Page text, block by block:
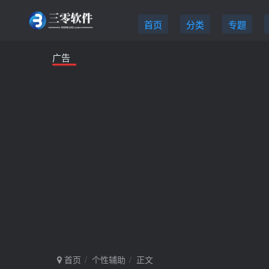
首页 分类 专题
广告
首页 个性辅助 正文